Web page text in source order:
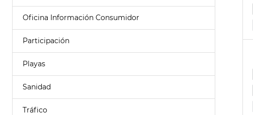
Oficina Información Consumidor
Participación
Playas
Sanidad
Tráfico